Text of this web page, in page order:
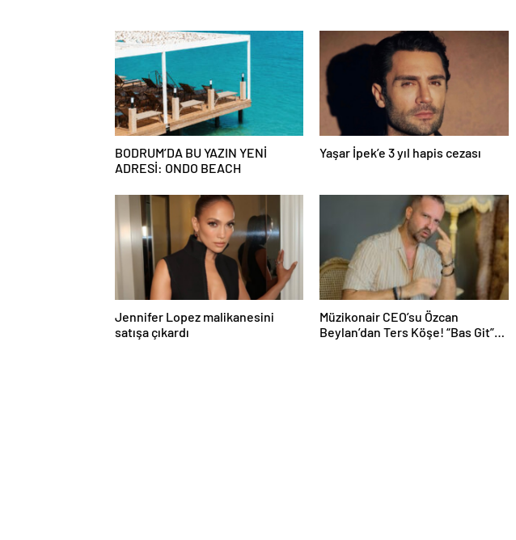
BODRUM’DA BU YAZIN YENİ
ADRESİ: ONDO BEACH
Yaşar İpek’e 3 yıl hapis cezası
Jennifer Lopez malikanesini
satışa çıkardı
Müzikonair CEO’su Özcan
Beylan’dan Ters Köşe! “Bas Git”